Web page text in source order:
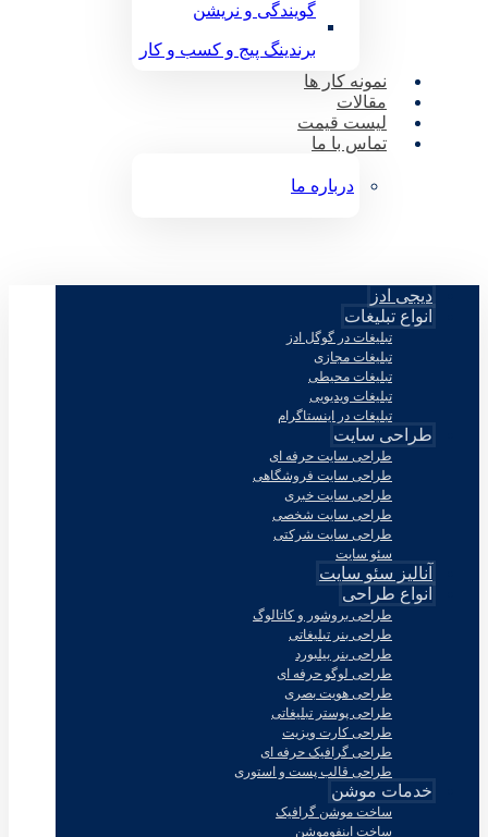
گویندگی و نریشن
برندینگ پیج و کسب و کار
نمونه کار ها
مقالات
لیست قیمت
تماس با ما
درباره ما
دیجی ادز
انواع تبلیغات
تبلیغات در گوگل ادز
تبلیغات مجازی
تبلیغات محیطی
تبلیغات ویدیویی
تبلیغات در اینستاگرام
طراحی سایت
طراحی سایت حرفه ای
طراحی سایت فروشگاهی
طراحی سایت خبری
طراحی سایت شخصی
طراحی سایت شرکتی
سئو سایت
آنالیز سئو سایت
انواع طراحی
طراحی بروشور و کاتالوگ
طراحی بنر تبلیغاتی
طراحی بنر بیلبورد
طراحی لوگو حرفه ای
طراحی هویت بصری
طراحی پوستر تبلیغاتی
طراحی کارت ویزیت
طراحی گرافیک حرفه ای
طراحی قالب پست و استوری
خدمات موشن
ساخت موشن گرافیک
ساخت اینفوموشن